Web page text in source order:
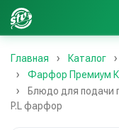
Главная Каталог
Фарфор Премиум
Блюдо для подачи
P.L фарфор